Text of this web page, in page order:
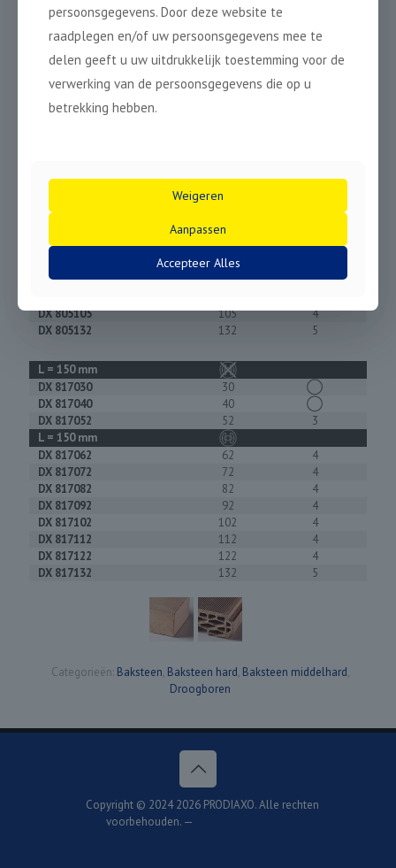
4 mm
Stofsleuven in deksel voor stofafzuigunit
DX 805068
68
4
76
DX 805082
82
4
DX 805105
105
4
DX 805132
132 5
L = 150 mm
DX 817030
30
◯
DX 817040
40
◯
DX 817052
52
3
L = 150 mm
DX 817062
62
4
DX 817072
72
4
DX 817082
82
4
DX 817092
92
4
DX 817102
102
4
DX 817112
112
4
DX 817122
122
4
DX 817132
132 5
Categorieën: Baksteen, Baksteen hard, Baksteen middelhard,
Droogboren
Copyright © 20242026 PRODIAXO. Alle rechten
voorbehouden. —
persoonsgegevens. Door deze website te
raadplegen en/of uw persoonsgegevens mee te
delen geeft u uw uitdrukkelijk toestemming voor de
verwerking van de persoonsgegevens die op u
betrekking hebben.
Weigeren
Aanpassen
Accepteer Alles